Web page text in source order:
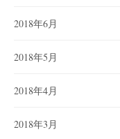
2018年6月
2018年5月
2018年4月
2018年3月